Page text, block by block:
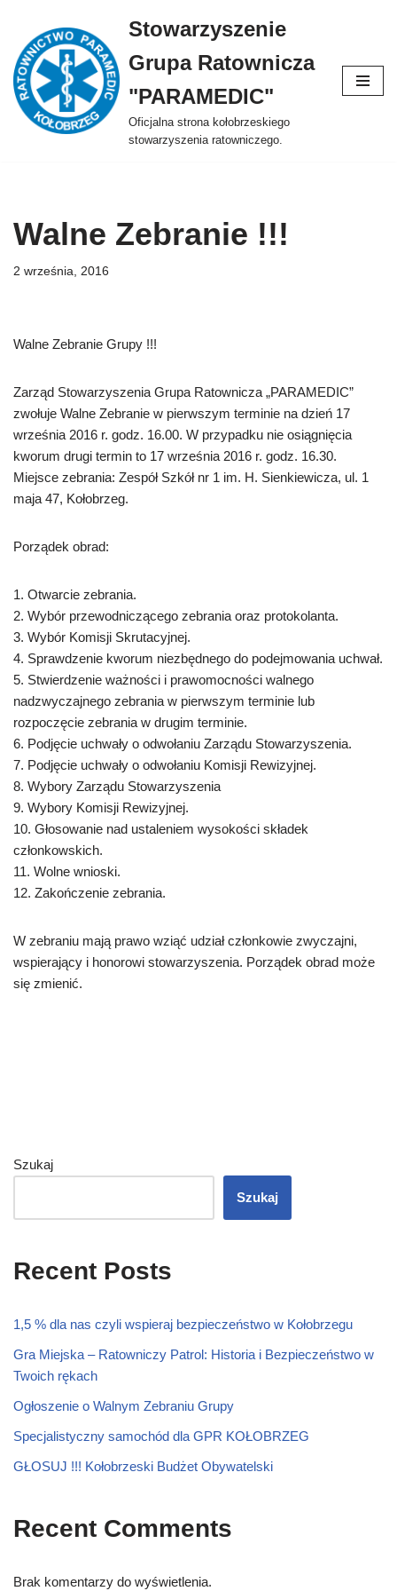
Przejdź
do
treści
Stowarzyszenie
Grupa Ratownicza
"PARAMEDIC"
Oficjalna strona kołobrzeskiego
stowarzyszenia ratowniczego.
Walne Zebranie !!!
2 września, 2016
Walne Zebranie Grupy !!!
Zarząd Stowarzyszenia Grupa Ratownicza „PARAMEDIC”
zwołuje Walne Zebranie w pierwszym terminie na dzień 17
września 2016 r. godz. 16.00. W przypadku nie osiągnięcia
kworum drugi termin to 17 września 2016 r. godz. 16.30.
Miejsce zebrania: Zespół Szkół nr 1 im. H. Sienkiewicza, ul. 1
maja 47, Kołobrzeg.
Porządek obrad:
1. Otwarcie zebrania.
2. Wybór przewodniczącego zebrania oraz protokolanta.
3. Wybór Komisji Skrutacyjnej.
4. Sprawdzenie kworum niezbędnego do podejmowania uchwał.
5. Stwierdzenie ważności i prawomocności walnego
nadzwyczajnego zebrania w pierwszym terminie lub
rozpoczęcie zebrania w drugim terminie.
6. Podjęcie uchwały o odwołaniu Zarządu Stowarzyszenia.
7. Podjęcie uchwały o odwołaniu Komisji Rewizyjnej.
8. Wybory Zarządu Stowarzyszenia
9. Wybory Komisji Rewizyjnej.
10. Głosowanie nad ustaleniem wysokości składek
członkowskich.
11. Wolne wnioski.
12. Zakończenie zebrania.
W zebraniu mają prawo wziąć udział członkowie zwyczajni,
wspierający i honorowi stowarzyszenia. Porządek obrad może
się zmienić.
Szukaj
Szukaj
Recent Posts
1,5 % dla nas czyli wspieraj bezpieczeństwo w Kołobrzegu
Gra Miejska – Ratowniczy Patrol: Historia i Bezpieczeństwo w
Twoich rękach
Ogłoszenie o Walnym Zebraniu Grupy
Specjalistyczny samochód dla GPR KOŁOBRZEG
GŁOSUJ !!! Kołobrzeski Budżet Obywatelski
Recent Comments
Brak komentarzy do wyświetlenia.